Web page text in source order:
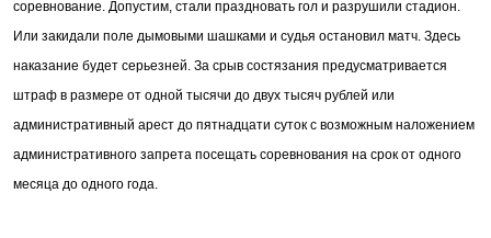
соревнование. Допустим, стали праздновать гол и разрушили стадион.
Или закидали поле дымовыми шашками и судья остановил матч. Здесь
наказание будет серьезней. За срыв состязания предусматривается
штраф в размере от одной тысячи до двух тысяч рублей или
административный арест до пятнадцати суток с возможным наложением
административного запрета посещать соревнования на срок от одного
месяца до одного года.